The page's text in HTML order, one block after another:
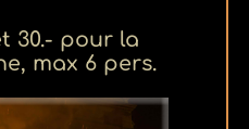
30.- pour la
max 6 pers.